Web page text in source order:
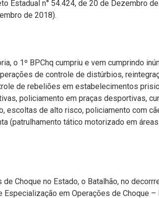
Estadual n° 54.424, de 20 de Dezembro
de 2018).
o 1º BPChq cumpriu e vem cumprindo
de controle de distúrbios,
de rebeliões em estabelecimentos
policiamento em praças desportivas,
escoltas de alto risco, policiamento com
(patrulhamento tático motorizado em
Choque no Estado, o Batalhão, no
Especialização em Operações de Choque